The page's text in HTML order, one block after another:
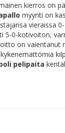
kierros on
myynti on
vieraissa
5-0-kotivoiton,
on
pelipaita